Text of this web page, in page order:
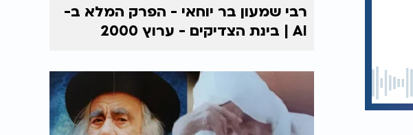
רבי שמעון בר יוחאי - הפרק המלא ב-
AI | בינת הצדיקים - ערוץ 2000